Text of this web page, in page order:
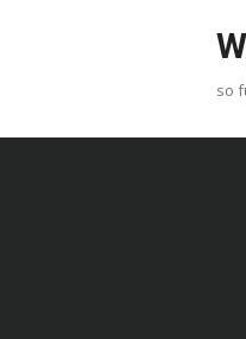
so